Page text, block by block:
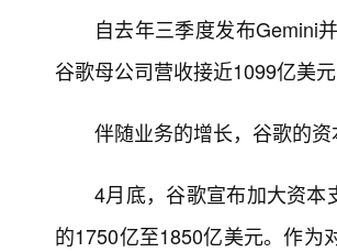
自去年三季度发布Gemini
谷歌母公司营收接近1099亿美
伴随业务的增长，谷歌的
4月底，谷歌宣布加大资本
的1750亿至1850亿美元。作为